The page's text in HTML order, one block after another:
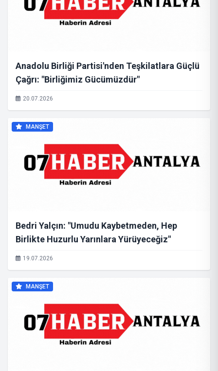
Anadolu Birliği Partisi'nden Teşkilatlara Güçlü
Çağrı: "Birliğimiz Gücümüzdür"
20.07.2026
MANŞET
Bedri Yalçın: "Umudu Kaybetmeden, Hep
Birlikte Huzurlu Yarınlara Yürüyeceğiz"
19.07.2026
MANŞET